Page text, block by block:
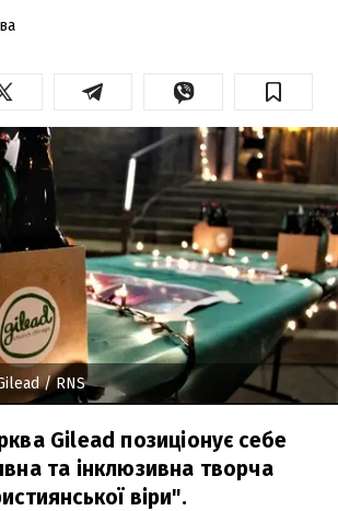
/ RNS
Gilead позиціонує себе
та інклюзивна творча
віри".